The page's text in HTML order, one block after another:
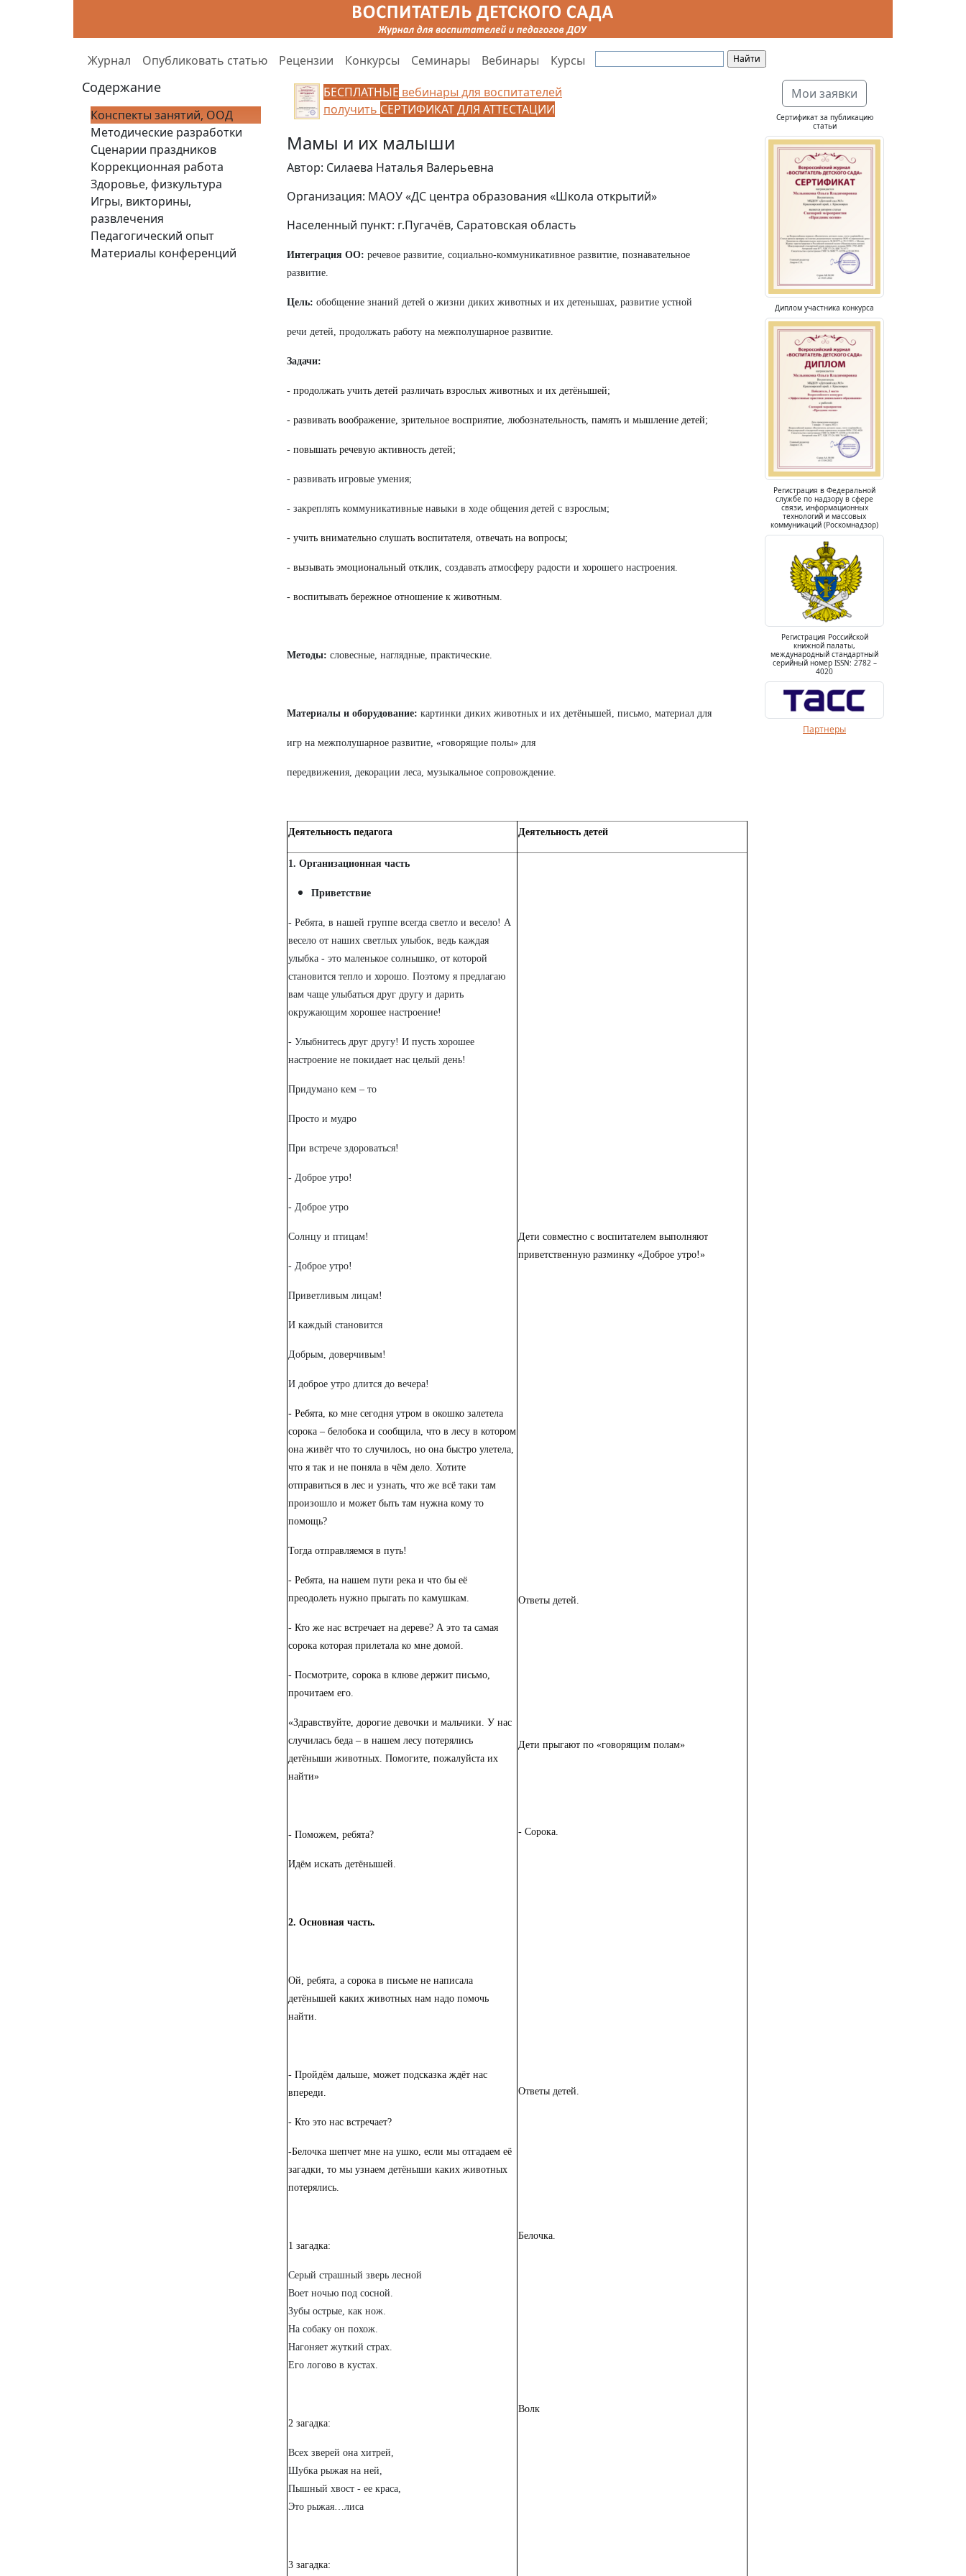
Журнал Опубликовать статью Рецензии Конкурсы Семинары Вебинары Курсы
Содержание
Конспекты занятий, ООД
Методические разработки
Сценарии праздников
Коррекционная работа
Здоровье, физкультура
Игры, викторины,
развлечения
Педагогический опыт
Материалы конференций
БЕСПЛАТНЫЕ вебинары для воспитателей
получить СЕРТИФИКАТ ДЛЯ АТТЕСТАЦИИ
Мамы и их малыши
Автор: Силаева Наталья Валерьевна
Организация: МАОУ «ДС центра образования «Школа открытий»
Населенный пункт: г.Пугачёв, Саратовская область
Интеграция ОО: речевое развитие, социально-коммуникативное развитие, познавательное
развитие.
Цель: обобщение знаний детей о жизни диких животных и их детенышах, развитие устной
речи детей, продолжать работу на межполушарное развитие.
Задачи:
- продолжать учить детей различать взрослых животных и их детёнышей;
- развивать воображение, зрительное восприятие, любознательность, память и мышление детей;
- повышать речевую активность детей;
- развивать игровые умения;
- закреплять коммуникативные навыки в ходе общения детей с взрослым;
- учить внимательно слушать воспитателя, отвечать на вопросы;
- вызывать эмоциональный отклик, создавать атмосферу радости и хорошего настроения.
- воспитывать бережное отношение к животным.
Методы: словесные, наглядные, практические.
Материалы и оборудование: картинки диких животных и их детёнышей, письмо, материал для
игр на межполушарное развитие, «говорящие полы» для
передвижения, декорации леса, музыкальное сопровождение.
Деятельность педагога Деятельность детей
1. Организационная часть
Приветствие
- Ребята, в нашей группе всегда светло и весело! А
весело от наших светлых улыбок, ведь каждая
улыбка - это маленькое солнышко, от которой
становится тепло и хорошо. Поэтому я предлагаю
вам чаще улыбаться друг другу и дарить
окружающим хорошее настроение!
- Улыбнитесь друг другу! И пусть хорошее
настроение не покидает нас целый день!
Придумано кем – то
Просто и мудро
При встрече здороваться!
- Доброе утро!
- Доброе утро
Солнцу и птицам!
- Доброе утро!
Приветливым лицам!
И каждый становится
Добрым, доверчивым!
И доброе утро длится до вечера!
- Ребята, ко мне сегодня утром в окошко залетела
сорока – белобока и сообщила, что в лесу в котором
она живёт что то случилось, но она быстро улетела,
что я так и не поняла в чём дело. Хотите
отправиться в лес и узнать, что же всё таки там
произошло и может быть там нужна кому то
помощь?
Тогда отправляемся в путь!
- Ребята, на нашем пути река и что бы её
преодолеть нужно прыгать по камушкам.
- Кто же нас встречает на дереве? А это та самая
сорока которая прилетала ко мне домой.
- Посмотрите, сорока в клюве держит письмо,
прочитаем его.
«Здравствуйте, дорогие девочки и мальчики. У нас
случилась беда – в нашем лесу потерялись
детёныши животных. Помогите, пожалуйста их
найти»
- Поможем, ребята?
Идём искать детёнышей.
2. Основная часть.
Ой, ребята, а сорока в письме не написала
детёнышей каких животных нам надо помочь
найти.
- Пройдём дальше, может подсказка ждёт нас
впереди.
- Кто это нас встречает?
-Белочка шепчет мне на ушко, если мы отгадаем её
загадки, то мы узнаем детёныши каких животных
потерялись.
1 загадка:
Серый страшный зверь лесной
Воет ночью под сосной.
Зубы острые, как нож.
На собаку он похож.
Нагоняет жуткий страх.
Его логово в кустах.
2 загадка:
Всех зверей она хитрей,
Шубка рыжая на ней,
Пышный хвост - ее краса,
Это рыжая…лиса
3 загадка:
Дети совместно с воспитателем выполняют
приветственную разминку «Доброе утро!»
Ответы детей.
Дети прыгают по «говорящим полам»
- Сорока.
Ответы детей.
Белочка.
Волк
Мои заявки
Сертификат за публикацию
статьи
Диплом участника конкурса
Регистрация в Федеральной
службе по надзору в сфере
связи, информационных
технологий и массовых
коммуникаций (Роскомнадзор)
Регистрация Российской
книжной палаты,
международный стандартный
серийный номер ISSN: 2782 –
4020
Партнеры